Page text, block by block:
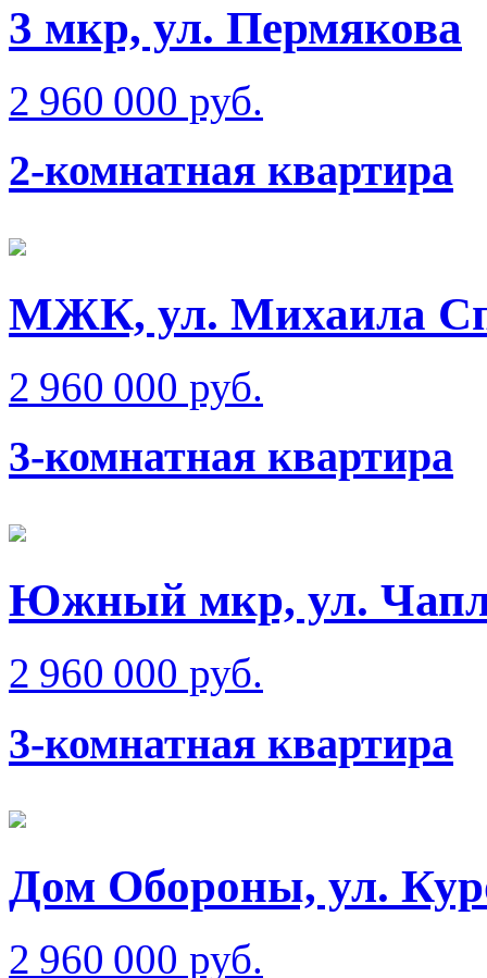
3 мкр, ул. Пермякова
2 960 000 руб.
2-комнатная квартира
МЖК, ул. Михаила
2 960 000 руб.
3-комнатная квартира
Южный мкр, ул.
2 960 000 руб.
3-комнатная квартира
Дом Обороны, ул.
2 960 000 руб.